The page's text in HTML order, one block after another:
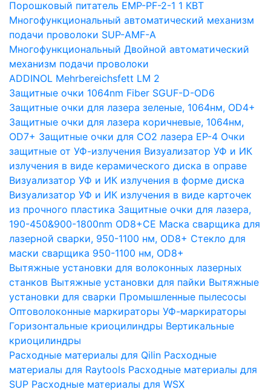
Порошковый питатель EMP-PF-2-1 1 КВТ
Многофункциональный автоматический механизм
подачи проволоки SUP-AMF-A
Многофункциональный Двойной автоматический
механизм подачи проволоки
ADDINOL Mehrbereichsfett LM 2
Защитные очки 1064nm Fiber SGUF-D-OD6
Защитные очки для лазера зеленые, 1064нм, OD4+
Защитные очки для лазера коричневые, 1064нм,
OD7+ Защитные очки для CO2 лазера EP-4 Очки
защитные от УФ-излучения Визуализатор УФ и ИК
излучения в виде керамического диска в оправе
Визуализатор УФ и ИК излучения в форме диска
Визуализатор УФ и ИК излучения в виде карточек
из прочного пластика Защитные очки для лазера,
190-450&900-1800nm OD8+CE Маска сварщика для
лазерной сварки, 950-1100 нм, OD8+ Стекло для
маски сварщика 950-1100 нм, OD8+
Вытяжные установки для волоконных лазерных
станков Вытяжные установки для пайки Вытяжные
установки для сварки Промышленные пылесосы
Оптоволоконные маркираторы УФ-маркираторы
Горизонтальные криоцилиндры Вертикальные
криоцилиндры
Расходные материалы для Qilin Расходные
материалы для Raytools Расходные материалы для
SUP Расходные материалы для WSX